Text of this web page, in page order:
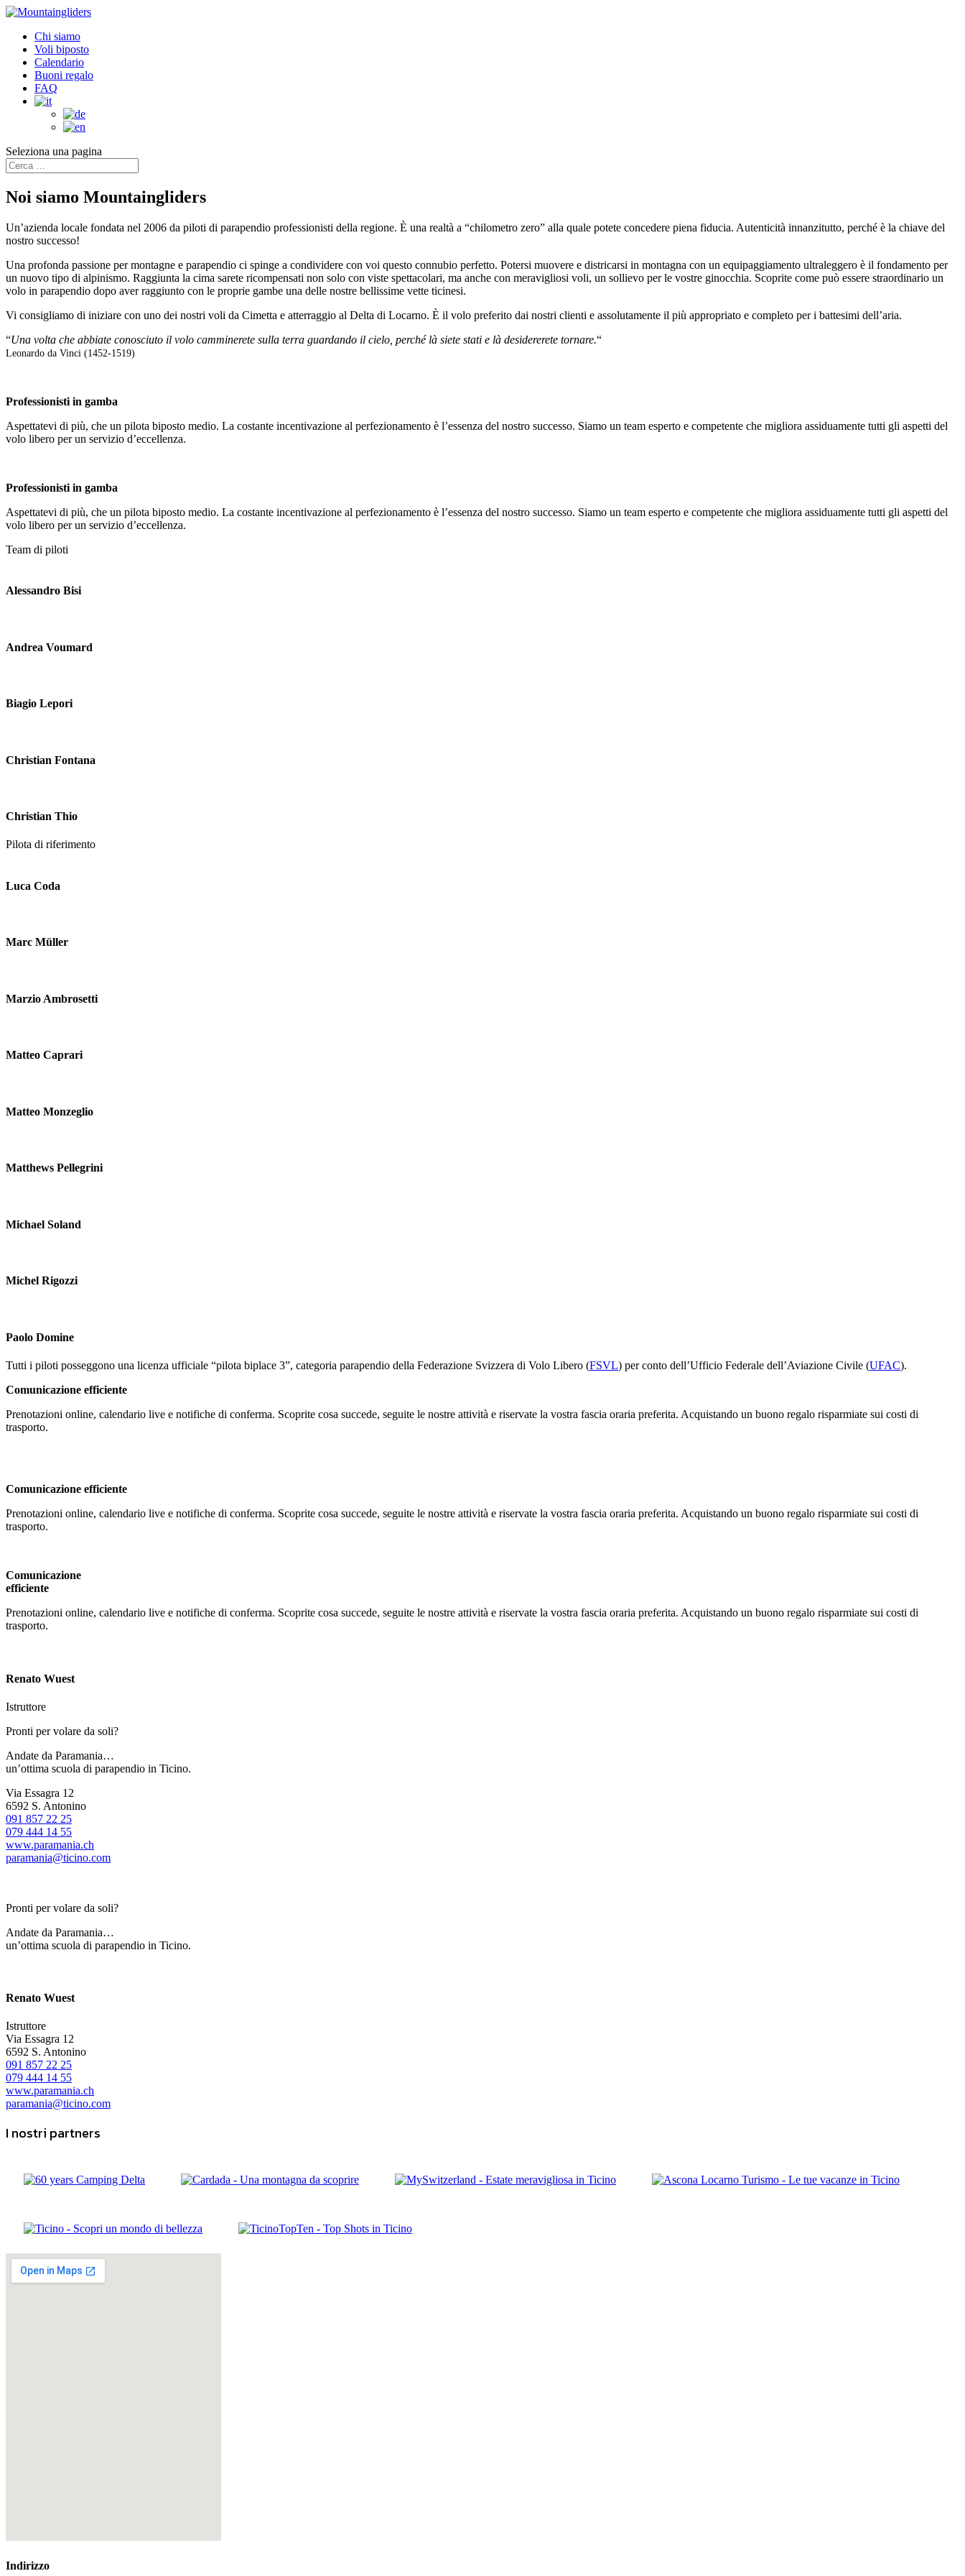
Chi siamo
Voli biposto
Calendario
Buoni regalo
FAQ
Seleziona una pagina
Noi siamo Mountaingliders
Un’azienda locale fondata nel 2006 da piloti di parapendio professionisti della regione. È una realtà a “chilometro zero” alla quale potete concedere piena fiducia. Autenticità innanzitutto, perché è la chiave del
nostro successo!
Una profonda passione per montagne e parapendio ci spinge a condividere con voi questo connubio perfetto. Potersi muovere e districarsi in montagna con un equipaggiamento ultraleggero è il fondamento per
un nuovo tipo di alpinismo. Raggiunta la cima sarete ricompensati non solo con viste spettacolari, ma anche con meravigliosi voli, un sollievo per le vostre ginocchia. Scoprite come può essere straordinario un
volo in parapendio dopo aver raggiunto con le proprie gambe una delle nostre bellissime vette ticinesi.
Vi consigliamo di iniziare con uno dei nostri voli da Cimetta e atterraggio al Delta di Locarno. È il volo preferito dai nostri clienti e assolutamente il più appropriato e completo per i battesimi dell’aria.
“Una volta che abbiate conosciuto il volo camminerete sulla terra guardando il cielo, perché là siete stati e là desidererete tornare.“
Leonardo da Vinci (1452-1519)
Professionisti in gamba
Aspettatevi di più, che un pilota biposto medio. La costante incentivazione al perfezionamento è l’essenza del nostro successo. Siamo un team esperto e competente che migliora assiduamente tutti gli aspetti del
volo libero per un servizio d’eccellenza.
Professionisti in gamba
Aspettatevi di più, che un pilota biposto medio. La costante incentivazione al perfezionamento è l’essenza del nostro successo. Siamo un team esperto e competente che migliora assiduamente tutti gli aspetti del
volo libero per un servizio d’eccellenza.
Team di piloti
Alessandro Bisi
Andrea Voumard
Biagio Lepori
Christian Fontana
Christian Thio
Pilota di riferimento
Luca Coda
Marc Müller
Marzio Ambrosetti
Matteo Caprari
Matteo Monzeglio
Matthews Pellegrini
Michael Soland
Michel Rigozzi
Paolo Domine
Tutti i piloti posseggono una licenza ufficiale “pilota biplace 3”, categoria parapendio della Federazione Svizzera di Volo Libero (FSVL) per conto dell’Ufficio Federale dell’Aviazione Civile (UFAC).
Comunicazione efficiente
Prenotazioni online, calendario live e notifiche di conferma. Scoprite cosa succede, seguite le nostre attività e riservate la vostra fascia oraria preferita. Acquistando un buono regalo risparmiate sui costi di
trasporto.
Comunicazione efficiente
Prenotazioni online, calendario live e notifiche di conferma. Scoprite cosa succede, seguite le nostre attività e riservate la vostra fascia oraria preferita. Acquistando un buono regalo risparmiate sui costi di
trasporto.
Comunicazione
efficiente
Prenotazioni online, calendario live e notifiche di conferma. Scoprite cosa succede, seguite le nostre attività e riservate la vostra fascia oraria preferita. Acquistando un buono regalo risparmiate sui costi di
trasporto.
Renato Wuest
Istruttore
Pronti per volare da soli?
Andate da Paramania…
un’ottima scuola di parapendio in Ticino.
Via Essagra 12
6592 S. Antonino
091 857 22 25
079 444 14 55
www.paramania.ch
paramania@ticino.com
Pronti per volare da soli?
Andate da Paramania…
un’ottima scuola di parapendio in Ticino.
Renato Wuest
Istruttore
Via Essagra 12
6592 S. Antonino
091 857 22 25
079 444 14 55
www.paramania.ch
paramania@ticino.com
I nostri partners
Indirizzo